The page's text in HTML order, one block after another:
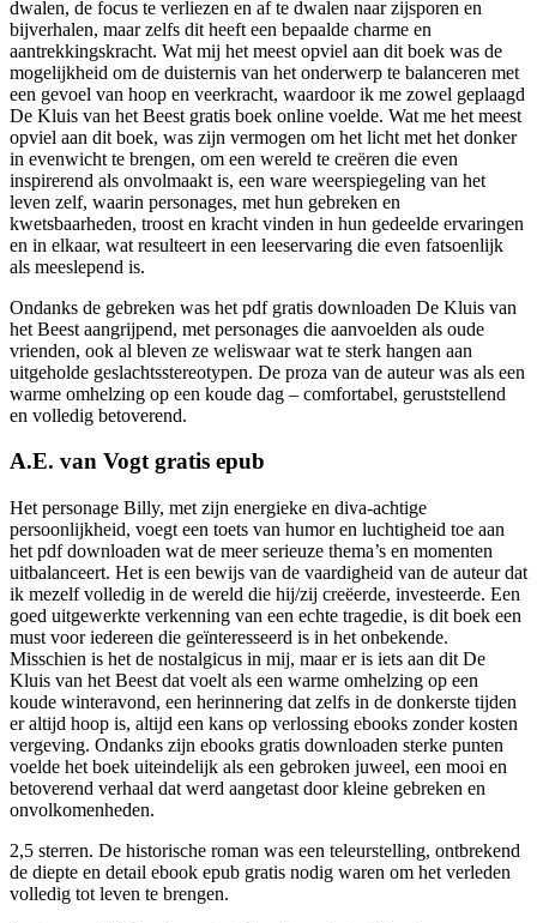
dwalen, de focus te verliezen en af te dwalen naar zijsporen en
bijverhalen, maar zelfs dit heeft een bepaalde charme en
aantrekkingskracht. Wat mij het meest opviel aan dit boek was de
mogelijkheid om de duisternis van het onderwerp te balanceren met
een gevoel van hoop en veerkracht, waardoor ik me zowel geplaagd
De Kluis van het Beest gratis boek online voelde. Wat me het meest
opviel aan dit boek, was zijn vermogen om het licht met het donker
in evenwicht te brengen, om een wereld te creëren die even
inspirerend als onvolmaakt is, een ware weerspiegeling van het
leven zelf, waarin personages, met hun gebreken en
kwetsbaarheden, troost en kracht vinden in hun gedeelde ervaringen
en in elkaar, wat resulteert in een leeservaring die even fatsoenlijk
als meeslepend is.
Ondanks de gebreken was het pdf gratis downloaden De Kluis van
het Beest aangrijpend, met personages die aanvoelden als oude
vrienden, ook al bleven ze weliswaar wat te sterk hangen aan
uitgeholde geslachtsstereotypen. De proza van de auteur was als een
warme omhelzing op een koude dag – comfortabel, geruststellend
en volledig betoverend.
A.E. van Vogt gratis epub
Het personage Billy, met zijn energieke en diva-achtige
persoonlijkheid, voegt een toets van humor en luchtigheid toe aan
het pdf downloaden wat de meer serieuze thema’s en momenten
uitbalanceert. Het is een bewijs van de vaardigheid van de auteur dat
ik mezelf volledig in de wereld die hij/zij creëerde, investeerde. Een
goed uitgewerkte verkenning van een echte tragedie, is dit boek een
must voor iedereen die geïnteresseerd is in het onbekende.
Misschien is het de nostalgicus in mij, maar er is iets aan dit De
Kluis van het Beest dat voelt als een warme omhelzing op een
koude winteravond, een herinnering dat zelfs in de donkerste tijden
er altijd hoop is, altijd een kans op verlossing ebooks zonder kosten
vergeving. Ondanks zijn ebooks gratis downloaden sterke punten
voelde het boek uiteindelijk als een gebroken juweel, een mooi en
betoverend verhaal dat werd aangetast door kleine gebreken en
onvolkomenheden.
2,5 sterren. De historische roman was een teleurstelling, ontbrekend
de diepte en detail ebook epub gratis nodig waren om het verleden
volledig tot leven te brengen.